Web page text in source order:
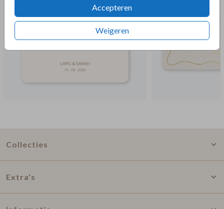
Accepteren
Weigeren
Collecties
Extra's